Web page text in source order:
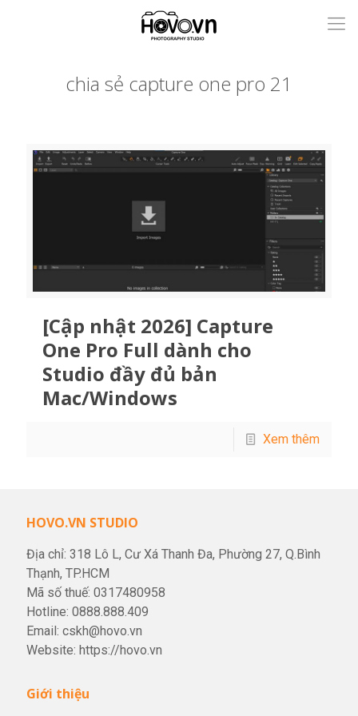
chia sẻ capture one pro 21
[Cập nhật 2026] Capture
One Pro Full dành cho
Studio đầy đủ bản
Mac/Windows
Xem thêm
HOVO.VN STUDIO
Địa chỉ: 318 Lô L, Cư Xá Thanh Đa, Phường 27, Q.Bình
Thạnh, TP.HCM
Mã số thuế: 0317480958
Hotline: 0888.888.409
Email: cskh@hovo.vn
Website: https://hovo.vn
Giới thiệu